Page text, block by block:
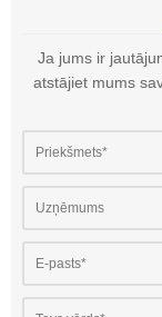
Ja jums ir
atstājiet mums